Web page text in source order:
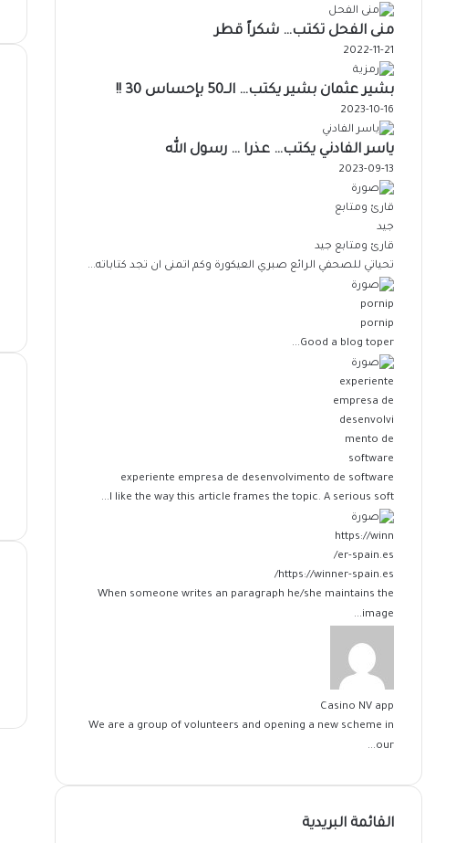
منى الفحل تكتب… شكراً قطر
2022-11-21
بشير عثمان بشير يكتب… الــ50 بإحساس 30 !!
2023-10-16
ياسر الفادني يكتب… عذرا … رسول الله
2023-09-13
قارئ ومتابع جيد
تحياتي للصحفي الرائع صبري العيكورة وكم اتمنى ان تجد كتاباته...
pornip
Good a blog toper...
experiente empresa de desenvolvimento de software
I like the way this article frames the topic. A serious soft...
https://winner-spain.es/
When someone writes an paragraph he/she maintains the
image...
Casino NV app
We are a group of volunteers and opening a new scheme in
our...
القائمة البريدية